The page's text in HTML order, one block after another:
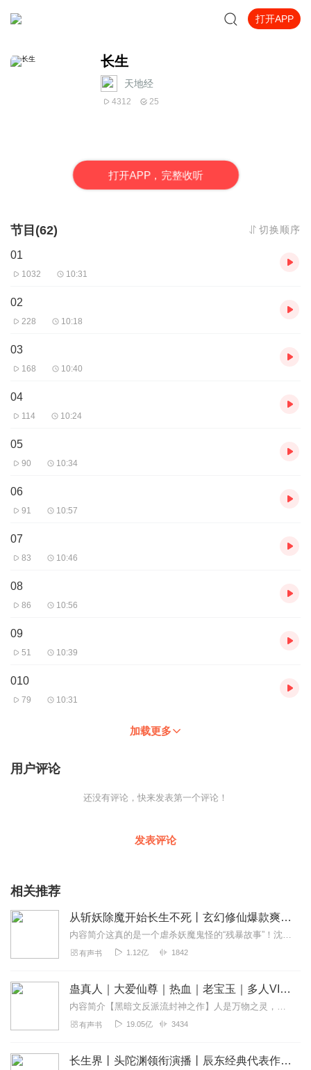
打开APP
长生
天地经
4312 25
打开APP，完整收听
节目(62) 切换顺序
01
1032 10:31
02
228 10:18
03
168 10:40
04
114 10:24
05
90 10:34
06
91 10:57
07
83 10:46
08
86 10:56
09
51 10:39
010
79 10:31
加载更多
用户评论
还没有评论，快来发表第一个评论！
发表评论
相关推荐
从斩妖除魔开始长生不死丨玄幻修仙爆款爽文丨多人有声剧
内容简介这真的是一个虐杀妖魔鬼怪的“残暴故事”！沈仪偶尔也会沉思，这寿命怎么还越用越多了？沈仪凡人之躯，寿数不过百年，所幸可以通过斩杀妖魔获取对方寿元，“秒”提...
有声书 1.12亿 1842
蛊真人｜大爱仙尊｜热血｜老宝玉｜多人VIP免费有声剧
内容简介【黑暗文反派流封神之作】人是万物之灵，蛊是天地真精。一个穿越者不断重生的故事。一个养蛊、炼蛊、用蛊的奇特世界。配音组（男角色）老宝玉旁白...
有声书 19.05亿 3434
长生界丨头陀渊领衔演播丨辰东经典代表作品丨多人有声剧